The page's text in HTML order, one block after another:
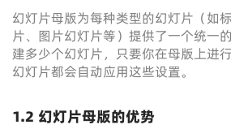
幻灯片母版为每种类型的幻灯片（如
片、图片幻灯片等）提供了一个统一
建多少个幻灯片，只要你在母版上进
幻灯片都会自动应用这些设置。
1.2 幻灯片母版的优势